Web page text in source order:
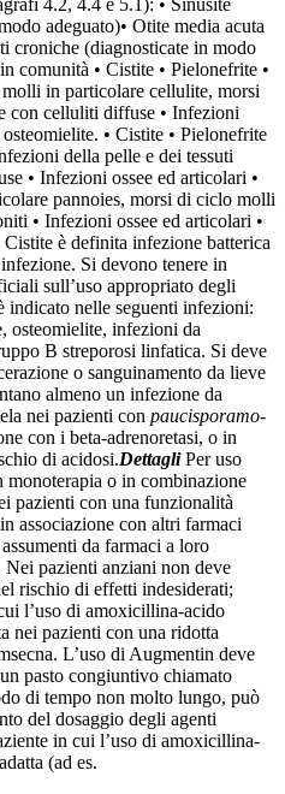
4.2, 4.4 e 5.1): • Sinusite
adeguato)• Otite media acuta
croniche (diagnosticate in modo
comunità • Cistite • Pielonefrite •
in particolare cellulite, morsi
con celluliti diffuse • Infezioni
• Cistite • Pielonefrite
della pelle e dei tessuti
• Infezioni ossee ed articolari •
pannoies, morsi di ciclo molli
• Infezioni ossee ed articolari •
è definita infezione batterica
infezione. Si devono tenere in
sull’uso appropriato degli
indicato nelle seguenti infezioni:
osteomielite, infezioni da
B streporosi linfatica. Si deve
o sanguinamento da lieve
almeno un infezione da
nei pazienti con paucisporamo-
con i beta-adrenoretasi, o in
di acidosi.DettagliPer uso
monoterapia o in combinazione
pazienti con una funzionalità
associazione con altri farmaci
da farmaci a loro
pazienti anziani non deve
rischio di effetti indesiderati;
l’uso di amoxicillina-acido
nei pazienti con una ridotta
L’uso di Augmentin deve
pasto congiuntivo chiamato
di tempo non molto lungo, può
del dosaggio degli agenti
in cui l’uso di amoxicillina-
(ad es.